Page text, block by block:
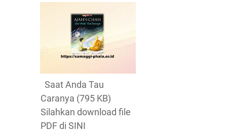
Saat Anda Tau
Caranya (795 KB)
Silahkan download file
PDF di SINI